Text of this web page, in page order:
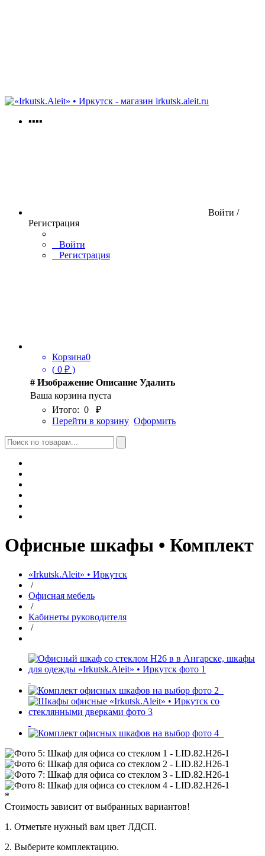
irkutsk.aleit.ru
▪▪▪▪
Войти /
Регистрация
Войти
Регистрация
Корзина0
( 0 ₽ )
# Изображение Описание Удалить
Ваша корзина пуста
Итого: 0
₽
Перейти в корзину Оформить
Офисные шкафы • Комплект
«Irkutsk.Aleit» • Иркутск
/
Офисная мебель
/
Кабинеты руководителя
/
*
Стоимость зависит от выбранных вариантов!
1. Oтметьте нужный вам цвет ЛДСП.
2. Выберите комплектацию.